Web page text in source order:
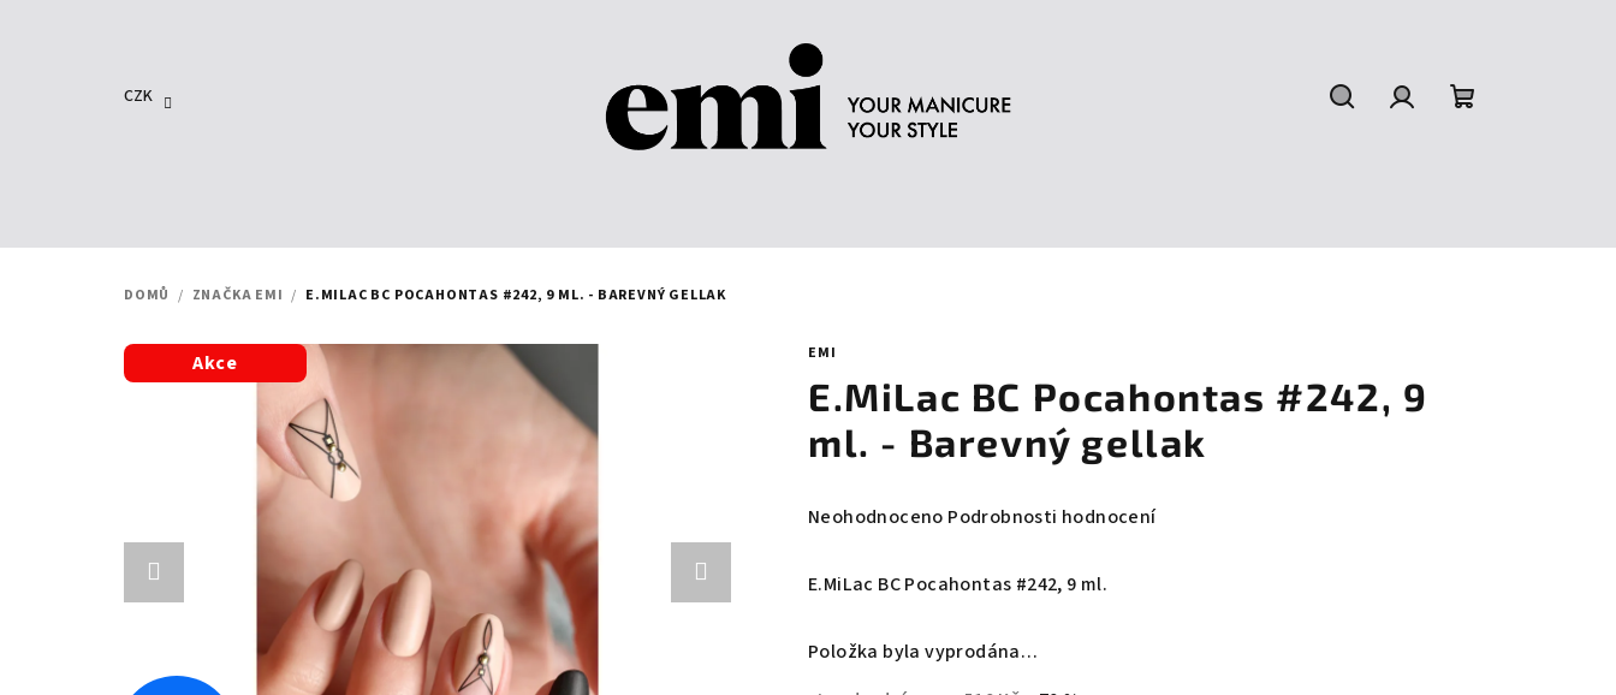
CZK
DOMŮ / ZNAČKA EMI / E.MILAC BC POCAHONTAS #242, 9 ML. - BAREVNÝ GELLAK
EMI
E.MiLac BC Pocahontas #242, 9
ml. - Barevný gellak
Průměrné
produktu
z
Neohodnoceno Podrobnosti hodnocení
E.MiLac BC Pocahontas #242, 9 ml.
Položka byla vyprodána…
Akce